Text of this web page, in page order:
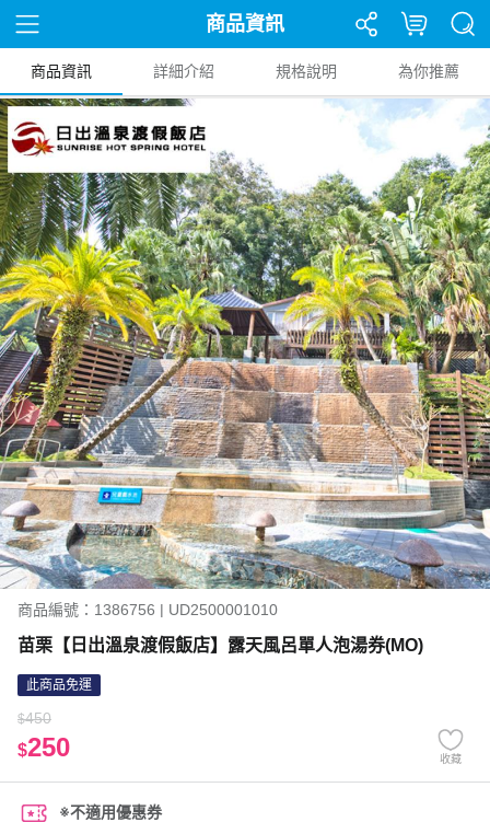
商品資訊
商品資訊 詳細介紹 規格說明 為你推薦
商品編號：1386756 | UD2500001010
苗栗【日出溫泉渡假飯店】露天風呂單人泡湯券(MO)
此商品免運
$450
$250 收藏
※不適用優惠券